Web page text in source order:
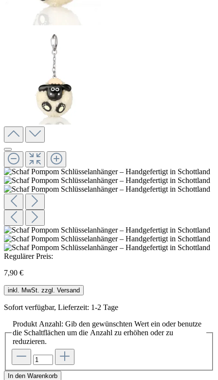
Regulärer Preis:
7,90 €
inkl. MwSt. zzgl. Versand
Sofort verfügbar, Lieferzeit: 1-2 Tage
Produkt Anzahl: Gib den gewünschten Wert ein oder benutze
die Schaltflächen um die Anzahl zu erhöhen oder zu
reduzieren.
In den Warenkorb